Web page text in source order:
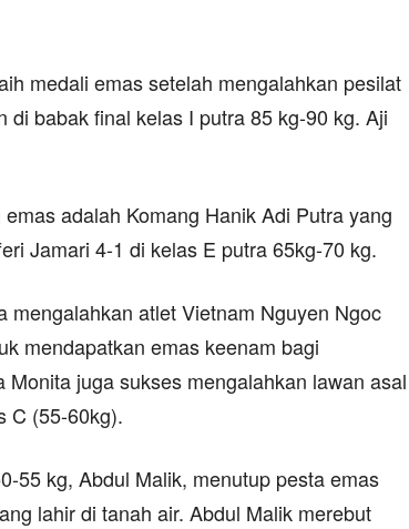
medali emas setelah mengalahkan pesilat
babak final kelas I putra 85 kg-90 kg. Aji
adalah Komang Hanik Adi Putra yang
Jamari 4-1 di kelas E putra 65kg-70 kg.
mengalahkan atlet Vietnam Nguyen Ngoc
mendapatkan emas keenam bagi
juga sukses mengalahkan lawan asal
C (55-60kg).
55 kg, Abdul Malik, menutup pesta emas
lahir di tanah air. Abdul Malik merebut